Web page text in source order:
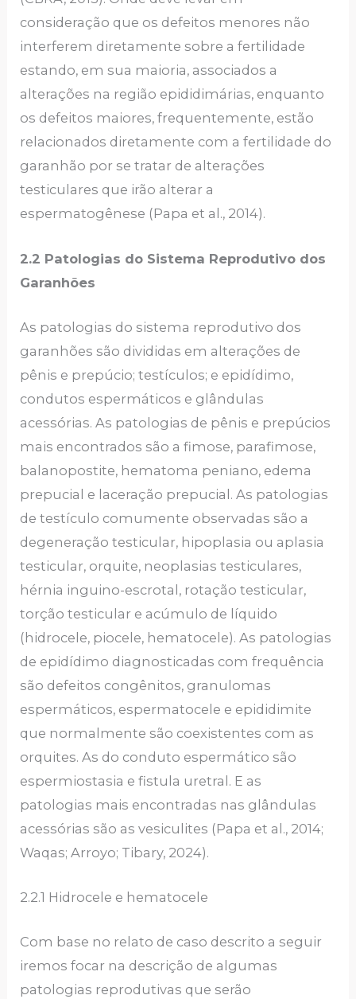
consideração que os defeitos menores não
interferem diretamente sobre a fertilidade
estando, em sua maioria, associados a
alterações na região epididimárias, enquanto
os defeitos maiores, frequentemente, estão
relacionados diretamente com a fertilidade do
garanhão por se tratar de alterações
testiculares que irão alterar a
espermatogênese (Papa et al., 2014).
2.2 Patologias do Sistema Reprodutivo dos
Garanhões
As patologias do sistema reprodutivo dos
garanhões são divididas em alterações de
pênis e prepúcio; testículos; e epidídimo,
condutos espermáticos e glândulas
acessórias. As patologias de pênis e prepúcios
mais encontrados são a fimose, parafimose,
balanopostite, hematoma peniano, edema
prepucial e laceração prepucial. As patologias
de testículo comumente observadas são a
degeneração testicular, hipoplasia ou aplasia
testicular, orquite, neoplasias testiculares,
hérnia inguino-escrotal, rotação testicular,
torção testicular e acúmulo de líquido
(hidrocele, piocele, hematocele). As patologias
de epidídimo diagnosticadas com frequência
são defeitos congênitos, granulomas
espermáticos, espermatocele e epididimite
que normalmente são coexistentes com as
orquites. As do conduto espermático são
espermiostasia e fistula uretral. E as
patologias mais encontradas nas glândulas
acessórias são as vesiculites (Papa et al., 2014;
Waqas; Arroyo; Tibary, 2024).
2.2.1 Hidrocele e hematocele
Com base no relato de caso descrito a seguir
iremos focar na descrição de algumas
patologias reprodutivas que serão